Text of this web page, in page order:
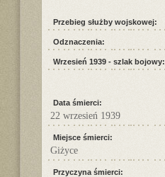
Przebieg służby wojskowej:
Odznaczenia:
Wrzesień 1939 - szlak bojowy:
Data śmierci:
22 wrzesień 1939
Miejsce śmierci:
Giżyce
Przyczyna śmierci: